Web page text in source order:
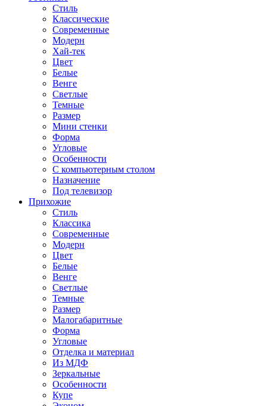
Стиль
Классические
Современные
Модерн
Хай-тек
Цвет
Белые
Венге
Светлые
Темные
Размер
Мини стенки
Форма
Угловые
Особенности
С компьютерным столом
Назначение
Под телевизор
Прихожие
Стиль
Классика
Современные
Модерн
Цвет
Белые
Венге
Светлые
Темные
Размер
Малогабаритные
Форма
Угловые
Отделка и материал
Из МДФ
Зеркальные
Особенности
Купе